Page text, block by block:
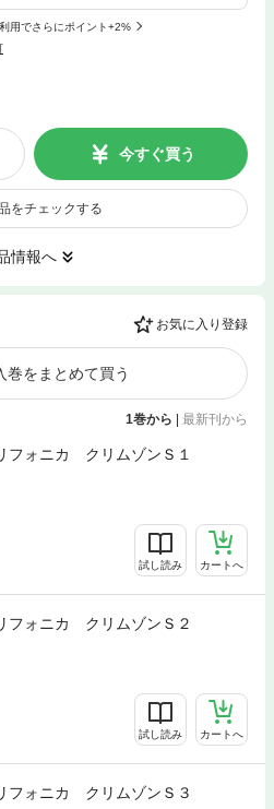
用でさらにポイント+2%
今すぐ買う
をチェックする
情報へ
お気に入り登録
巻をまとめて買う
1巻から | 最新刊から
フォニカ クリムゾンＳ１
試し読み カートへ
フォニカ クリムゾンＳ２
試し読み カートへ
フォニカ クリムゾンＳ３